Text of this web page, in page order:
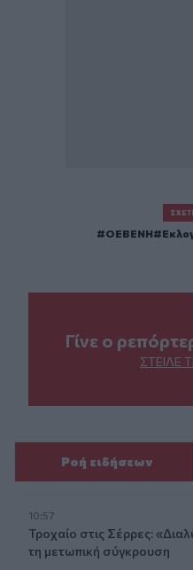
ΟΕΒΕΝΗ
Γίνε ο
ΣΤΕΊΛΕ
Ροή ειδήσεων
10:57
Τροχαίο στις Σέρρες:
τη μετωπική σύγκρουση